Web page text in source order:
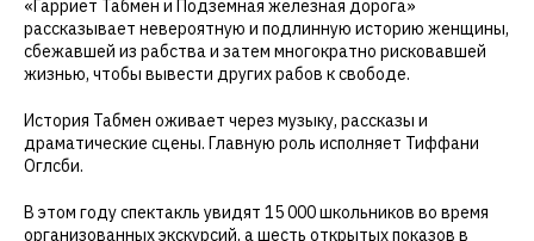
«Гарриет Табмен и Подземная железная дорога»
рассказывает невероятную и подлинную историю женщины,
сбежавшей из рабства и затем многократно рисковавшей
жизнью, чтобы вывести других рабов к свободе.
История Табмен оживает через музыку, рассказы и
драматические сцены. Главную роль исполняет Тиффани
Оглсби.
В этом году спектакль увидят 15 000 школьников во время
организованных экскурсий, а шесть открытых показов в